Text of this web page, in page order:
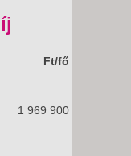
Ft/fő
1 969 900